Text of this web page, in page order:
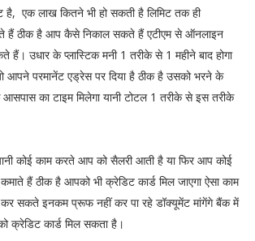
है, एक लाख कितने भी हो सकती है लिमिट तक ही
हैं ठीक है आप कैसे निकाल सकते हैं एटीएम से ऑनलाइन
उधार के प्लास्टिक मनी 1 तरीके से 1 महीने बाद होगा
परमानेंट एड्रेस पर दिया है ठीक है उसको भरने के
का टाइम मिलेगा यानी टोटल 1 तरीके से इस तरीके
कोई काम करते आप को सैलरी आती है या फिर आप कोई
हैं ठीक है आपको भी क्रेडिट कार्ड मिल जाएगा ऐसा काम
सकते इनकम प्रूफ नहीं कर पा रहे डॉक्यूमेंट मांगेंगे बैंक में
क्रेडिट कार्ड मिल सकता है।